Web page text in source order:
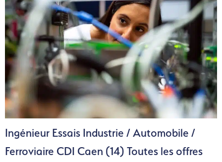
Ingénieur Essais Industrie / Automobile /
Ferroviaire CDI Caen (14) Toutes les offres